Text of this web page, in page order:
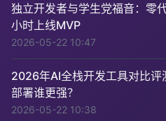
独立开发者与学生党福音：零
小时上线MVP
2026-05-22 10:47
2026年AI全栈开发工具对比
部署谁更强？
2026-05-22 10:38